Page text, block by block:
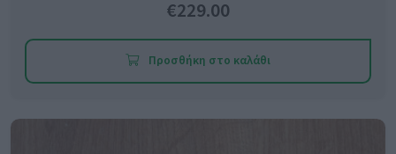
€229.00
Προσθήκη στο καλάθι